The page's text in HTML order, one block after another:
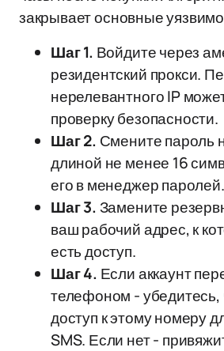
закрывает основные
Шаг 1. Войдите через
резидентский прокси.
нерелевантного IP
проверку безопасности.
Шаг 2. Смените пароль
длиной не менее 16
его в менеджер паролей.
Шаг 3. Замените
ваш рабочий адрес, к
есть доступ.
Шаг 4. Если аккаунт
телефоном - убедитесь,
доступ к этому номеру
SMS. Если нет -